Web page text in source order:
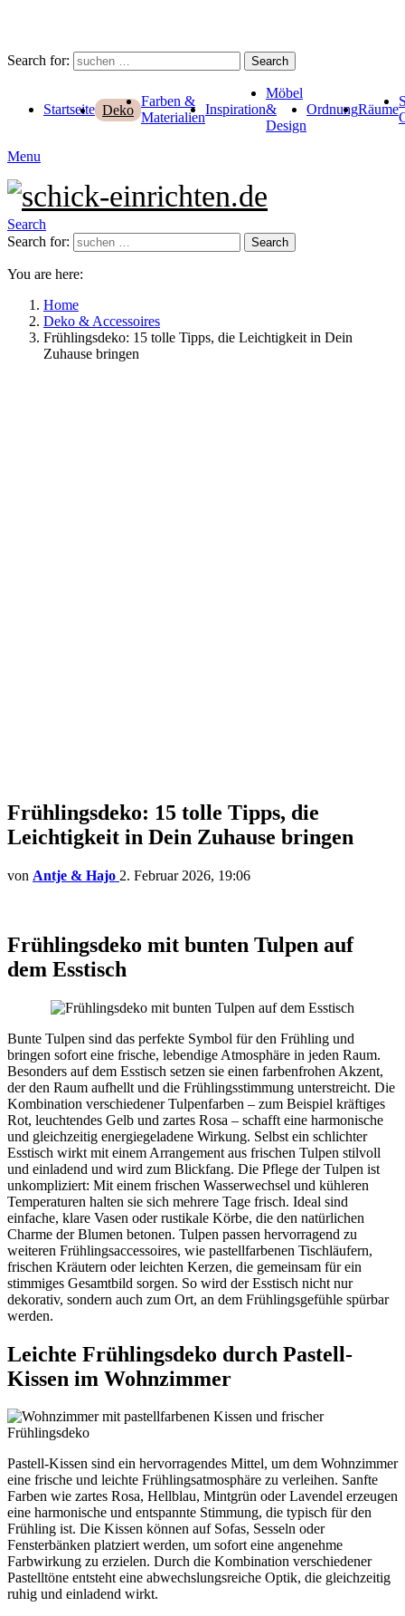
Search for: Search
Startseite Deko
Farben &
Materialien
Inspiration
Möbel
&
Design
OrdnungRäume
Menu
Search
Search for:
Search
You are here:
Home
Deko & Accessoires
Frühlingsdeko: 15 tolle Tipps, die Leichtigkeit in Dein
Zuhause bringen
Frühlingsdeko: 15 tolle Tipps, die
Leichtigkeit in Dein Zuhause bringen
von Antje & Hajo 2. Februar 2026, 19:06
Frühlingsdeko mit bunten Tulpen auf
dem Esstisch
Bunte Tulpen sind das perfekte Symbol für den Frühling und
bringen sofort eine frische, lebendige Atmosphäre in jeden Raum.
Besonders auf dem Esstisch setzen sie einen farbenfrohen Akzent,
der den Raum aufhellt und die Frühlingsstimmung unterstreicht. Die
Kombination verschiedener Tulpenfarben – zum Beispiel kräftiges
Rot, leuchtendes Gelb und zartes Rosa – schafft eine harmonische
und gleichzeitig energiegeladene Wirkung. Selbst ein schlichter
Esstisch wirkt mit einem Arrangement aus frischen Tulpen stilvoll
und einladend und wird zum Blickfang. Die Pflege der Tulpen ist
unkompliziert: Mit einem frischen Wasserwechsel und kühleren
Temperaturen halten sie sich mehrere Tage frisch. Ideal sind
einfache, klare Vasen oder rustikale Körbe, die den natürlichen
Charme der Blumen betonen. Tulpen passen hervorragend zu
weiteren Frühlingsaccessoires, wie pastellfarbenen Tischläufern,
frischen Kräutern oder leichten Kerzen, die gemeinsam für ein
stimmiges Gesamtbild sorgen. So wird der Esstisch nicht nur
dekorativ, sondern auch zum Ort, an dem Frühlingsgefühle spürbar
werden.
Leichte Frühlingsdeko durch Pastell-
Kissen im Wohnzimmer
Pastell-Kissen sind ein hervorragendes Mittel, um dem Wohnzimmer
eine frische und leichte Frühlingsatmosphäre zu verleihen. Sanfte
Farben wie zartes Rosa, Hellblau, Mintgrün oder Lavendel erzeugen
eine harmonische und entspannte Stimmung, die typisch für den
Frühling ist. Die Kissen können auf Sofas, Sesseln oder
Fensterbänken platziert werden, um sofort eine angenehme
Farbwirkung zu erzielen. Durch die Kombination verschiedener
Pastelltöne entsteht eine abwechslungsreiche Optik, die gleichzeitig
ruhig und einladend wirkt.